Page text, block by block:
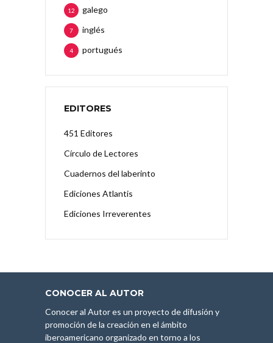
galego
12
inglés
7
portugués
4
EDITORES
451 Editores
Círculo de Lectores
Cuadernos del laberinto
Ediciones Atlantis
Ediciones Irreverentes
CONOCER AL AUTOR
Conocer al Autor es un proyecto de difusión y
promoción de la creación en el ámbito
iberoamericano organizado en torno a los